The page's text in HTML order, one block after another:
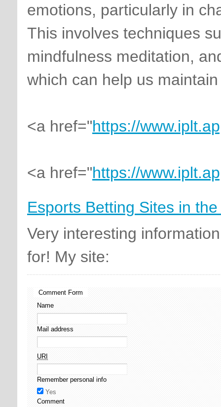
emotions, particularly in
This involves techniques
mindfulness meditation,
which can help us
<a href="https://
<a href="https://
Esports Betting Sites in
Very interesting
for! My site:
Comment Form
Name
Mail address
URI
Remember personal info
Yes
Comment